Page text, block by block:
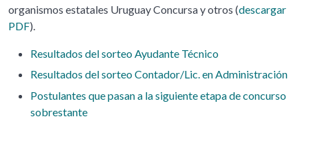
organismos estatales Uruguay Concursa y otros (descargar
PDF).
Resultados del sorteo Ayudante Técnico
Resultados del sorteo Contador/Lic. en Administración
Postulantes que pasan a la siguiente etapa de concurso
sobrestante